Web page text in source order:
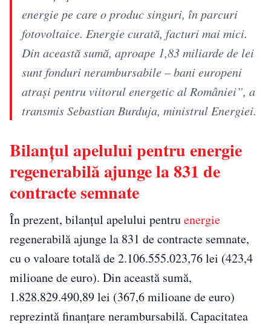
energie pe care o produc singuri, în parcuri
fotovoltaice. Energie curată, facturi mai mici.
Din această sumă, aproape 1,83 miliarde de lei
sunt fonduri nerambursabile – bani europeni
atrași pentru viitorul energetic al României”, a
transmis Sebastian Burduja, ministrul Energiei.
Bilanțul apelului pentru energie
regenerabilă ajunge la 831 de
contracte semnate
În prezent, bilanțul apelului pentruenergie
regenerabilă ajunge la 831 de contracte semnate,
cu o valoare totală de 2.106.555.023,76 lei (423,4
milioane de euro). Din această sumă,
1.828.829.490,89 lei (367,6 milioane de euro)
reprezintă finanțare nerambursabilă. Capacitatea